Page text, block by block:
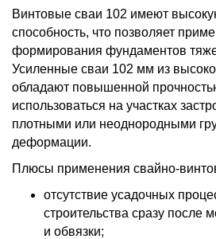
Винтовые сваи 102 имеют
способность, что позволяет
формирования фундаментов
Усиленные сваи 102 мм из
обладают повышенной
использоваться на участках
плотными или неоднородными
деформации.
Плюсы применения свайно-
отсутствие усадочных
строительства сразу после
и обвязки;